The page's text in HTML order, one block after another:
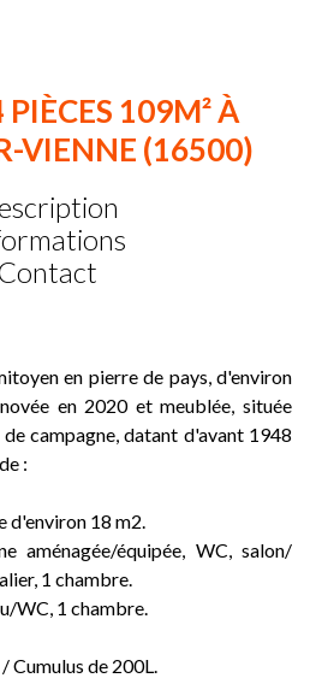
109M² À
VIENNE (16500)
en pierre de pays, d'environ
en 2020 et meublée, située
campagne, datant d'avant 1948
:
d'environ 18 m2.
aménagée/équipée, WC, salon/
1 chambre.
WC, 1 chambre.
Cumulus de 200L.